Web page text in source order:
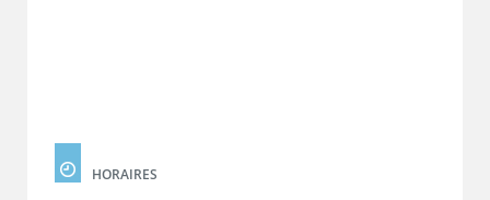
HORAIRES